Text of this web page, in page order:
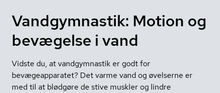
Vandgymnastik: Motion og
bevægelse i vand
Vidste du, at vandgymnastik er godt for
bevægeapparatet? Det varme vand og øvelserne er
med til at blødgøre de stive muskler og lindre